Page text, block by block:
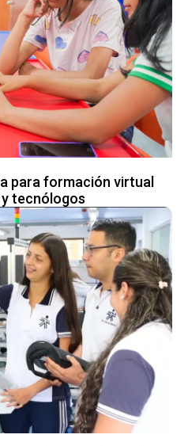
para formación virtual
tecnólogos